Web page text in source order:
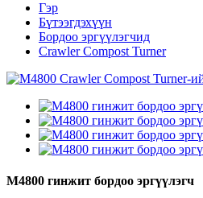
Гэр
Бүтээгдэхүүн
Бордоо эргүүлэгчид
Crawler Compost Turner
M4800 гинжит бордоо эргүүлэгч